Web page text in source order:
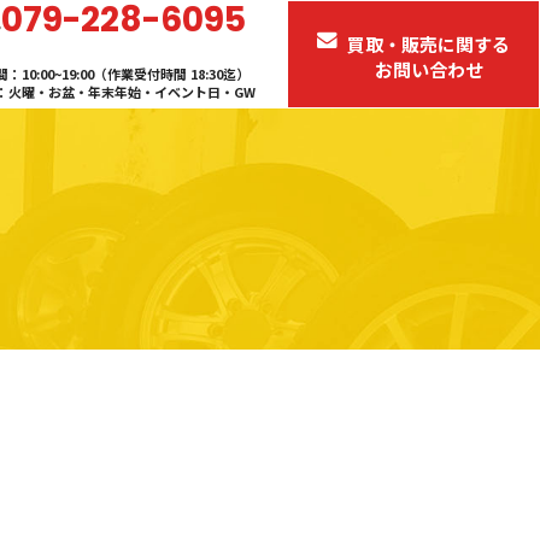
079-228-6095
：10:00~19:00（作業受付時間 18:30迄）
火曜・お盆・年末年始・イベント日・GW
買取・販売に関する
お問い合わせ